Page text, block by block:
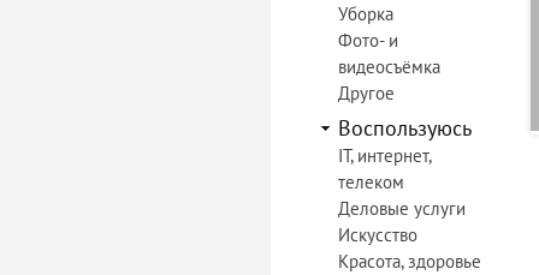
Уборка
Фото- и
видеосъёмка
Другое
Воспользуюсь
IT, интернет,
телеком
Деловые услуги
Искусство
Красота, здоровье